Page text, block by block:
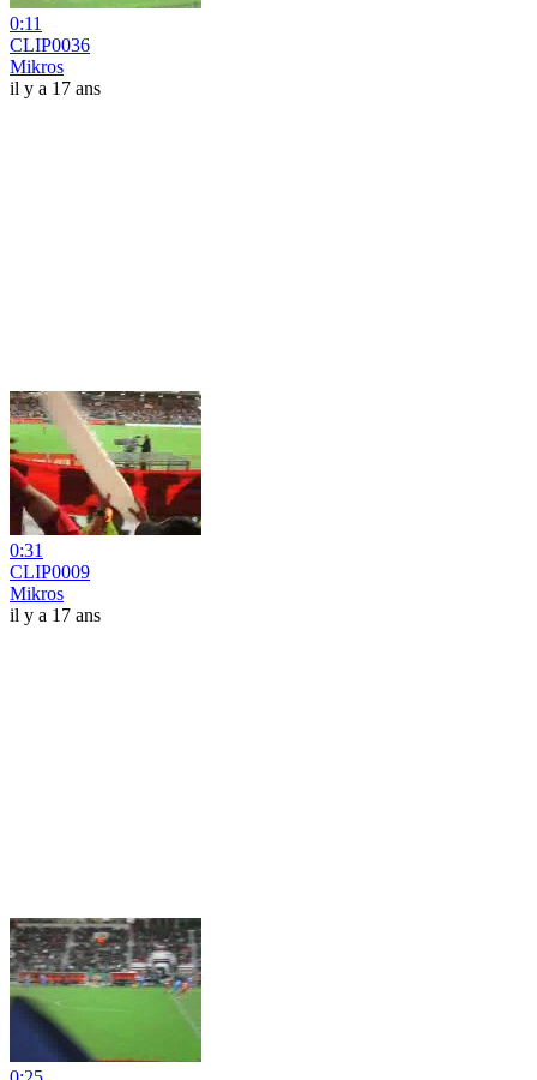
0:11
CLIP0036
Mikros
il y a 17 ans
0:31
CLIP0009
Mikros
il y a 17 ans